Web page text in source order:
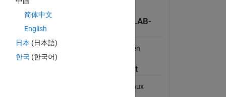
Kompatibilität der MATLAB-
Version
Kompatibel mit allen Versionen
Plattform-Kompatibilität
Linux
简体中文
English
日本 (日本語)
한국 (한국어)